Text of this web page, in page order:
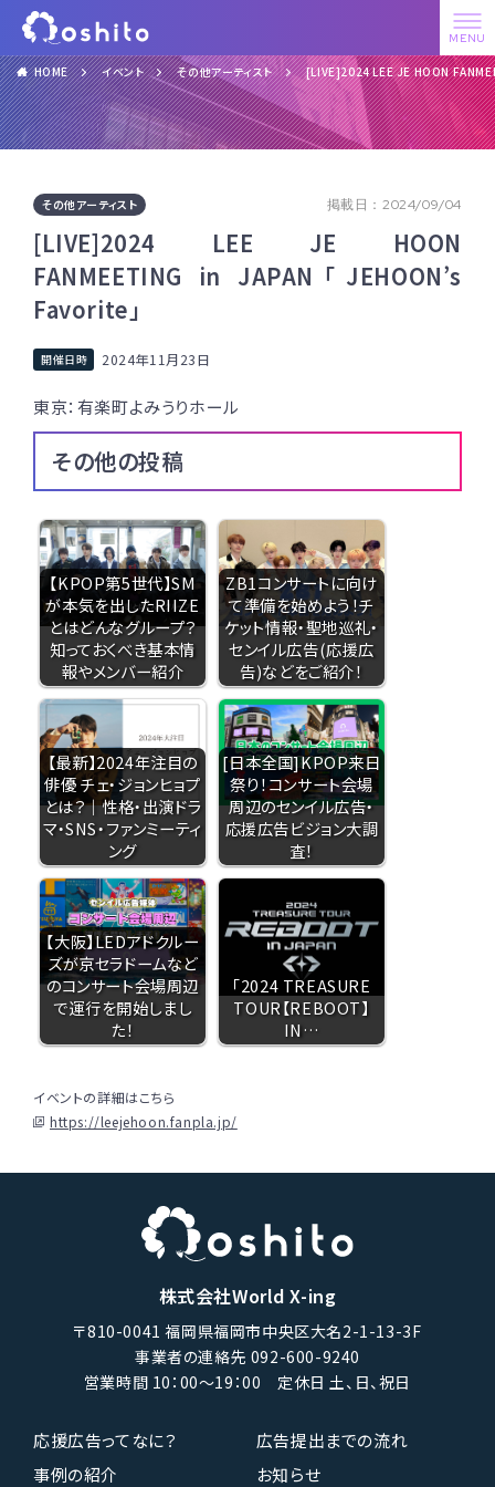
HOME イベント その他アーティスト [LIVE]2024 LEE JE HOON
その他アーティスト 掲載日：2024/09/04
[LIVE]2024 LEE JE HOON
FANMEETING in JAPAN「JEHOON’s
Favorite」
2024年11月23日
東京：有楽町よみうりホール
その他の投稿
【KPOP第5世代】SM
が本気を出したRIIZE
とはどんなグループ？
知っておくべき基本情
報やメンバー紹介
ZB1コンサートに向け
て準備を始めよう！チ
ケット情報・聖地巡礼・
センイル広告(応援広
告)などをご紹介！
【最新】2024年注目の
俳優 チェ・ジョンヒョプ
とは？｜性格・出演ドラ
マ・SNS・ファンミーティ
ング
[日本全国]KPOP来日
祭り！コンサート会場
周辺のセンイル広告・
応援広告ビジョン大調
査！
【大阪】LEDアドクルー
ズが京セラドームなど
のコンサート会場周辺
で運行を開始しまし
た！
「2024 TREASURE
TOUR【REBOOT】
IN…
イベントの詳細はこちら
https://leejehoon.fanpla.jp/
株式会社World X-ing
〒810-0041 福岡県福岡市中央区大名2-1-13-3F
事業者の連絡先 092-600-9240
営業時間 10：00〜19：00 定休日 土、日、祝日
応援広告ってなに？
広告提出までの流れ
事例の紹介
お知らせ